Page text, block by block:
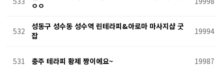
ㅇㅇ
532
성동구 성수동 성수역 린테라피&아로마 마사지샵 굿
잡
19994
531 충주 테라피 황제 짱이에요~ 19987